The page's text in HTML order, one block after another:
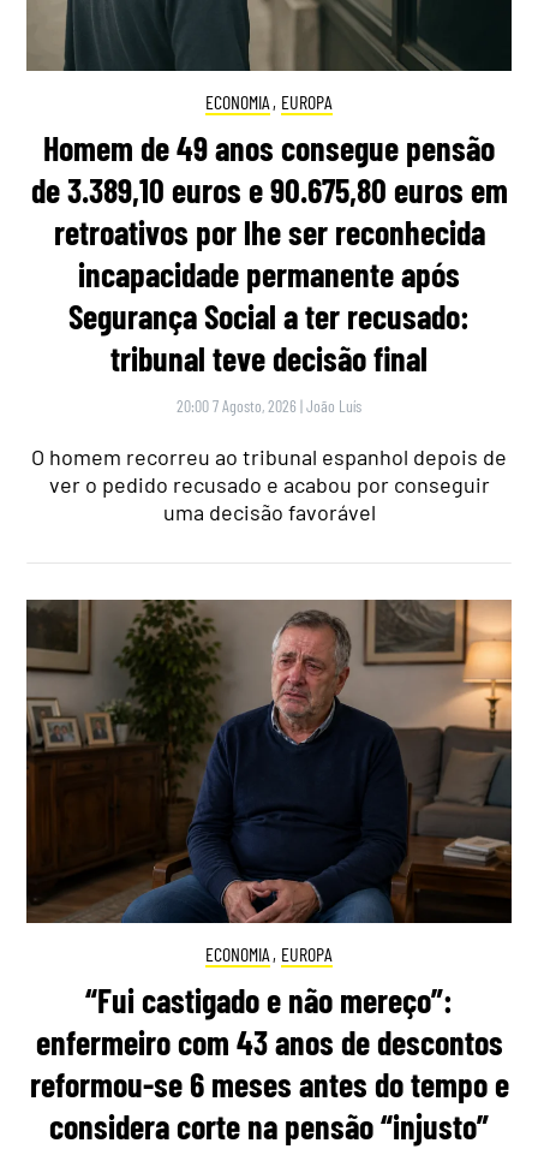
ECONOMIA , EUROPA
Homem de 49 anos consegue pensão
de 3.389,10 euros e 90.675,80 euros em
retroativos por lhe ser reconhecida
incapacidade permanente após
Segurança Social a ter recusado:
tribunal teve decisão final
20:00 7 Agosto, 2026 |João Luís
O homem recorreu ao tribunal espanhol depois de
ver o pedido recusado e acabou por conseguir
uma decisão favorável
ECONOMIA , EUROPA
“Fui castigado e não mereço”:
enfermeiro com 43 anos de descontos
reformou-se 6 meses antes do tempo e
considera corte na pensão “injusto”